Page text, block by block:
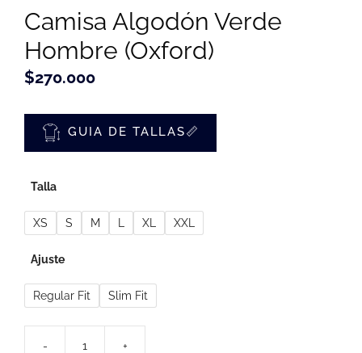
Camisa Algodón Verde
Hombre (Oxford)
$270.000
GUIA DE TALLAS📏
Talla
XS S M XL XXL
Ajuste
Regular Fit Slim Fit
- +